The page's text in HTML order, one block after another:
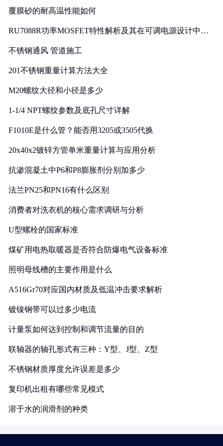
覆膜砂的耐高温性能如何
RU7088R功率MOSFET特性解析及其在可调电源设计中的
不锈钢通风 管道施工
201不锈钢重量计算方法大全
M20螺纹大径和小径是多少
1-1/4 NPT螺纹参数及底孔尺寸详解
F1010E是什么管？能否用3205或3505代换
20x40x2镀锌方管单米重量计算与应用分析
抗渗混凝土中P6和P8膨胀剂分别加多少
法兰PN25和PN16有什么区别
消费者对洗衣机的核心需求调研与分析
U型螺栓的国家标准
煤矿用电热取暖器是否符合防爆电气设备标准
照明母线槽的主要作用是什么
A516Gr70对应国内材质及低温冲击要求解析
镀镍钢带可以过多少电流
计量泵如何达到控制和调节流量的目的
联轴器的轴孔形式有三种：Y型、J型、Z型
不锈钢材质厚度允许误差是多少
复印机出租有哪些常见模式
溶于水的润滑剂的种类